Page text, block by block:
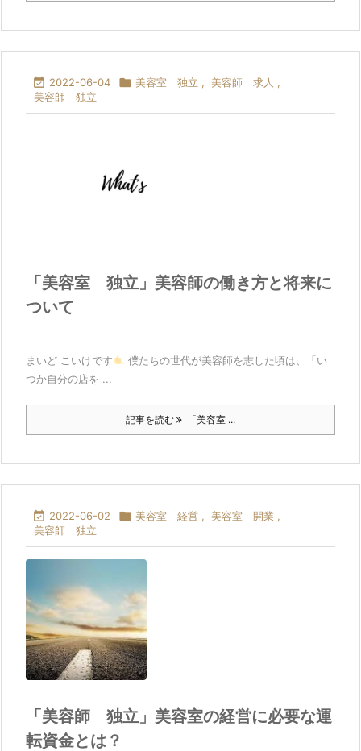
 2022-06-04  美容室 独立 , 美容師 求人 ,
美容師 独立
「美容室 独立」美容師の働き方と将来に
ついて
まいど こいけです
僕たちの世代が美容師を志した頃は、「い
つか自分の店を ...
記事を読む 「美容室 ...
 2022-06-02  美容室 経営 , 美容室 開業 ,
美容師 独立
「美容師 独立」美容室の経営に必要な運
転資金とは？